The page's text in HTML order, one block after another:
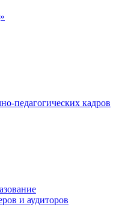
педагогических кадров
и аудиторов